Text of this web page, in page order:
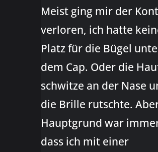
Meist ging mir der
verloren, ich hatte
Platz für die Bügel
dem Cap. Oder die
schwitze an der Nase
die Brille rutschte.
Hauptgrund war
dass ich mit einer